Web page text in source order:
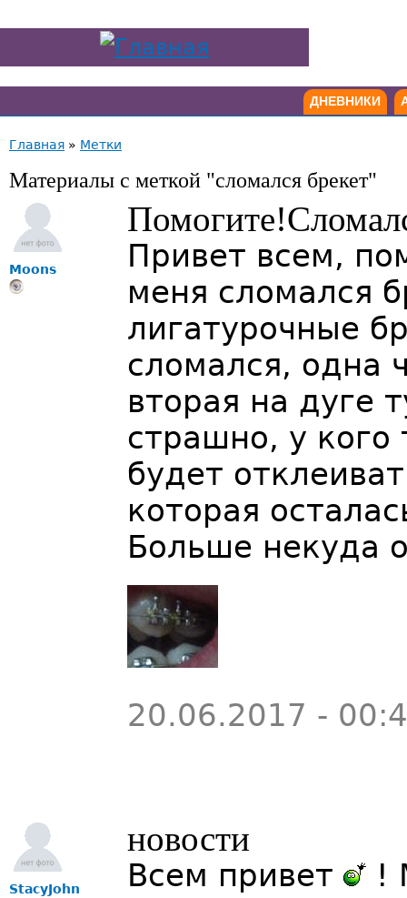
ДНЕВНИКИ
Главная » Метки
Материалы с меткой "сломался брекет"
Moons
Привет всем,
меня сломался
лигатурочные
сломался, одна
вторая на дуге
страшно, у кого
будет
которая
Больше некуда
20.06.2017 -
StacyJohn
новости
Всем привет
!